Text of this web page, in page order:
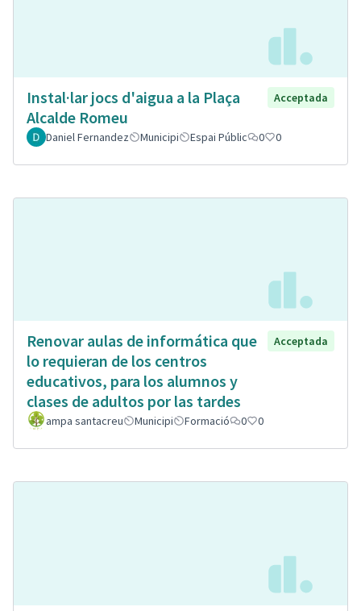
Instal·lar jocs d'aigua a la Plaça
Alcalde Romeu
Acceptada
Daniel Fernandez Municipi Espai Públic 0 0
Renovar aulas de informática que
lo requieran de los centros
educativos, para los alumnos y
clases de adultos por las tardes
Acceptada
ampa santacreu Municipi Formació 0 0